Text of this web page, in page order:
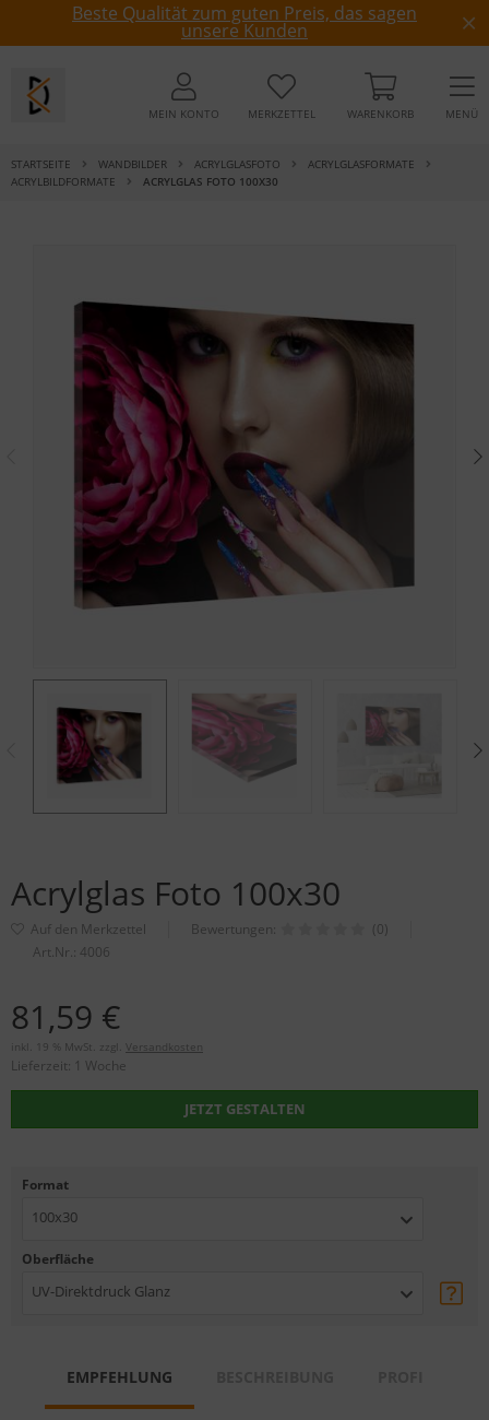
Beste Qualität zum guten Preis, das sagen
unsere Kunden
MEIN KONTO MERKZETTEL WARENKORB MENÜ
STARTSEITE WANDBILDER ACRYLGLASFOTO
ACRYLGLASFORMATE
ACRYLBILDFORMATE
ACRYLGLAS FOTO 100X30
Acrylglas Foto 100x30
Bewertungen:
(0)
Art.Nr.: 4006
81,59 €
inkl. 19 % MwSt. zzgl. Versandkosten
Lieferzeit: 1 Woche
JETZT GESTALTEN
Format
100x30
Oberfläche
UV-Direktdruck Glanz
EMPFEHLUNG